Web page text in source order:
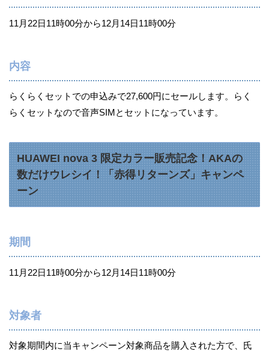
11月22日11時00分から12月14日11時00分
内容
らくらくセットでの申込みで27,600円にセールします。らく
らくセットなので音声SIMとセットになっています。
HUAWEI nova 3 限定カラー販売記念！AKAの
数だけウレシイ！「赤得リターンズ」キャンペ
ーン
期間
11月22日11時00分から12月14日11時00分
対象者
対象期間内に当キャンペーン対象商品を購入された方で、氏